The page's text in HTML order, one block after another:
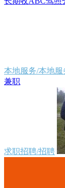
本地服务/本地服
兼职
求职招聘/招聘